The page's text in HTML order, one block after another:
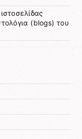
(blogs) του